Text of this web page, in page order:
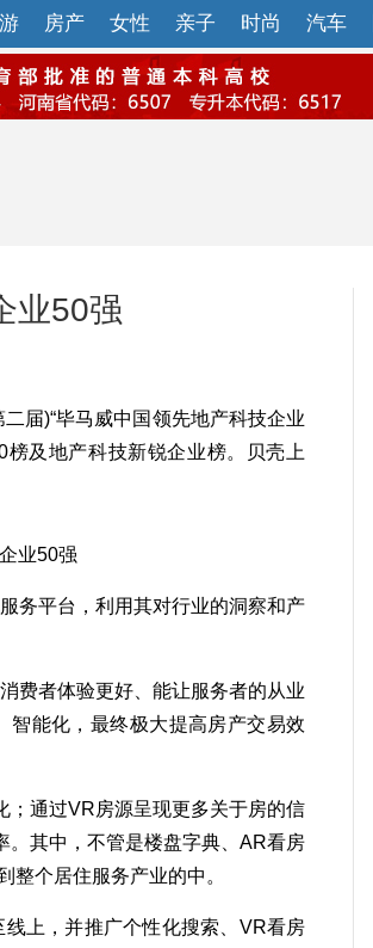
房产 女性 亲子 时尚 汽车
业50强
届)“毕马威中国领先地产科技企业
及地产科技新锐企业榜。贝壳上
业50强
平台，利用其对行业的洞察和产
者体验更好、能让服务者的从业
智能化，最终极大提高房产交易效
通过VR房源呈现更多关于房的信
。其中，不管是楼盘字典、AR看房
整个居住服务产业的中。
上，并推广个性化搜索、VR看房